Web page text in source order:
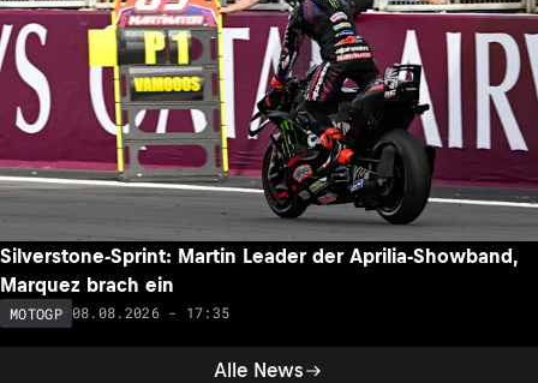
Alle News
Silverstone-Sprint: Martin Leader der Aprilia-Showband,
Marquez brach ein
MOTOGP 08.08.2026 - 17:35